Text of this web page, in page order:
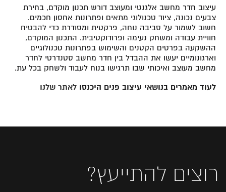
עיצוב חדר מחשב אלגנטי ומעוצב דורש תכנון מוקדם, בחירת
צבעים נכונה, ציוד טכנולוגי מתאים ופתרונות אחסון חכמים.
חשוב לשמור על סביבה נוחה, פרקטית ומסודרת כדי להבטיח
חוויית עבודה ומשחק נעימה ופרודוקטיבית. התכנון המוקדם,
ההשקעה בפרטים הקטנים והשימוש בפתרונות טכנולוגיים
וארגונומיים יעשו את ההבדל בין חדר מחשב סטנדרטי לחדר
מחשב מעוצב ואיכותי שבו תרגישו בנוח לעבוד ולשחק בכל עת.
לעוד מאמרים בנושאי עיצוב פנים היכנסו לאתר שלנו
רוצים להתייעץ?